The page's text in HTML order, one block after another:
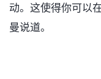
动。这使得你可以
曼说道。